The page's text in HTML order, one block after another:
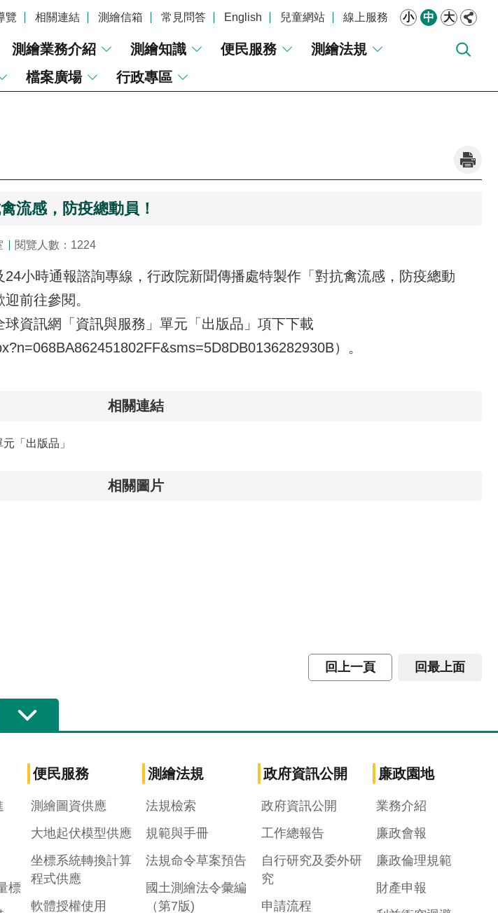
覽 相關連結 測繪信箱 常見問答 English 兒童網站 線上服務 小 中 大
測繪業務介紹 測繪知識 便民服務
測繪法規
檔案廣場 行政專區
流感，防疫總動員！
閱覽人數：1224
24小時通報諮詢專線，行政院新聞傳播處特製作「對抗禽流感，防疫總動
前往參閱。
資訊網「資訊與服務」單元「出版品」項下下載
）。
相關連結
「出版品」
相關圖片
回上一頁 回最上面
標
便民服務
測繪圖資供應
大地起伏模型供應
坐標系統轉換計算
程式供應
軟體授權使用
測繪法規
法規檢索
規範與手冊
法規命令草案預告
國土測繪法令彙編
（第7版)
政府資訊公開
政府資訊公開
工作總報告
自行研究及委外研
究
申請流程
廉政園地
業務介紹
廉政會報
廉政倫理規範
財產申報